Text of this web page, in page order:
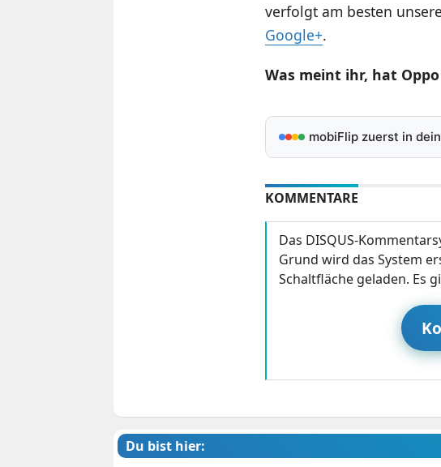
verfolgt am besten
Google+.
Was meint ihr, hat
mobiFlip zuerst in
KOMMENTARE
Das DISQUS-
Grund wird das System
Schaltfläche geladen. Es
Du bist hier: